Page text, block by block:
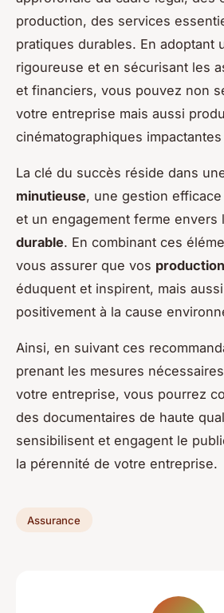
production, des services
pratiques durables. En adoptant
rigoureuse et en sécurisant les
et financiers, vous pouvez non
votre entreprise mais aussi
cinématographiques
La clé du succès réside dans
minutieuse, une gestion
et un engagement ferme envers
durable. En combinant ces
vous assurer que vos
éduquent et inspirent, mais
positivement à la cause
Ainsi, en suivant ces
prenant les mesures
votre entreprise, vous pourrez
des documentaires de haute
sensibilisent et engagent le
la pérennité de votre entreprise.
Assurance